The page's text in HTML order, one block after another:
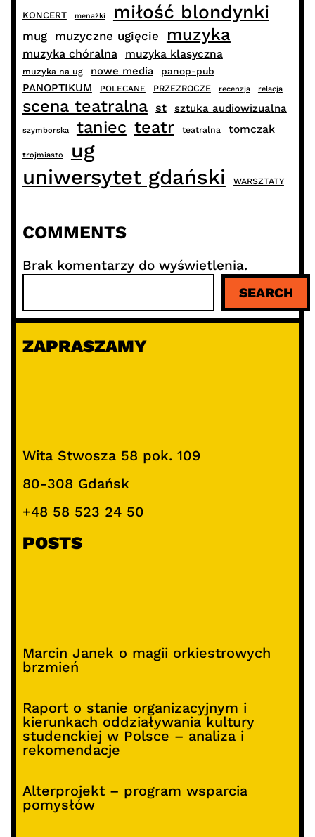
KONCERT menażki miłość blondynki
mug muzyczne ugięcie muzyka
muzyka chóralna muzyka klasyczna
muzyka na ug nowe media panop-pub
PANOPTIKUM POLECANE PRZEZROCZE recenzja relacja
scena teatralna st sztuka audiowizualna
szymborska taniec teatr teatralna tomczak
trojmiasto
ug
uniwersytet gdański
WARSZTATY
COMMENTS
Brak komentarzy do wyświetlenia.
u
a
SEARCH
ZAPRASZAMY
Wita Stwosza 58 pok. 109
80-308 Gdańsk
+48 58 523 24 50
POSTS
Marcin Janek o magii orkiestrowych
brzmień
Raport o stanie organizacyjnym i
kierunkach oddziaływania kultury
studenckiej w Polsce – analiza i
rekomendacje
Alterprojekt – program wsparcia
pomysłów